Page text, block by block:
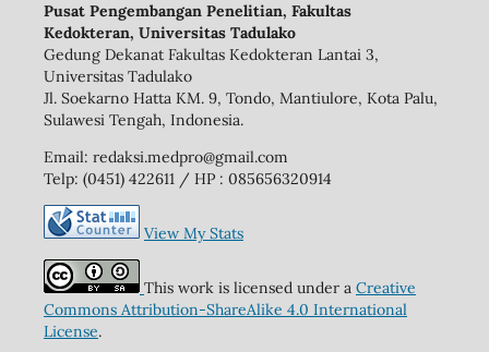
Pusat Pengembangan Penelitian, Fakultas
Kedokteran, Universitas Tadulako
Gedung Dekanat Fakultas Kedokteran Lantai 3,
Universitas Tadulako
Jl. Soekarno Hatta KM. 9, Tondo, Mantiulore, Kota Palu,
Sulawesi Tengah, Indonesia.
Email: redaksi.medpro@gmail.com
Telp: (0451) 422611 / HP : 085656320914
View My Stats
This work is licensed under a Creative
Commons Attribution-ShareAlike 4.0 International
License.